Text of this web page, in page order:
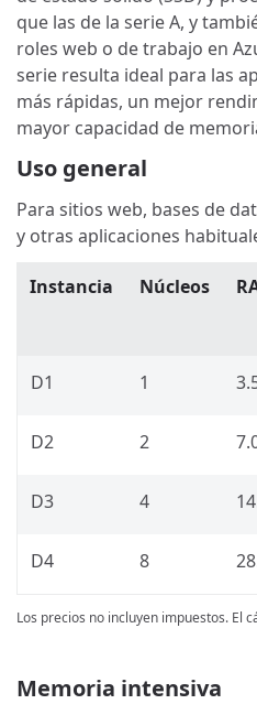
que las de la serie A, y
roles web o de trabajo en
serie resulta ideal para las
más rápidas, un mejor
mayor capacidad de
Uso general
Para sitios web, bases de
y otras aplicaciones
Instancia Núcleos
D1 1
D2 2
D3 4
D4 8
Los precios no incluyen impuestos. El
Memoria intensiva